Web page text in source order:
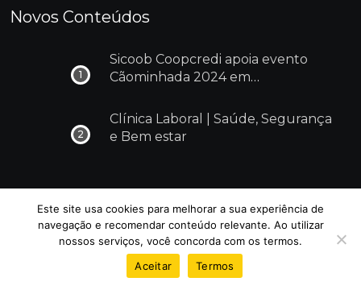
Novos Conteúdos
Sicoob Coopcredi apoia evento
Cãominhada 2024 em
Clínica Laboral | Saúde, Segurança
e Bem estar
© Todos os Direitos Reservados - Cidade Garota
Este site usa cookies para melhorar a sua experiência de
navegação e recomendar conteúdo relevante. Ao utilizar
nossos serviços, você concorda com os termos.
Aceitar
Termos